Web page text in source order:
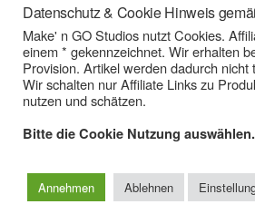
16/03/2022
Audio Interfaces –
Tests
Zum
Datenschutz & Cookie Hinweis
Make' n GO Studios nutzt Cookies.
einem * gekennzeichnet. Wir erhalten
Provision. Artikel werden dadurch nicht
Wir schalten nur Affiliate Links zu
nutzen und schätzen.
Bitte die Cookie Nutzung auswählen.
Annehmen Ablehnen